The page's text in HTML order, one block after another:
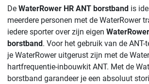
De WaterRower HR ANT borstband is
meerdere personen met de WaterRower
iedere sporter over zijn eigen
borstband . Voor het gebruik van de
je WaterRower uitgerust zijn met de
hartfrequentie-inbouwkit ANT. Met de
borstband garandeer je een absoluut